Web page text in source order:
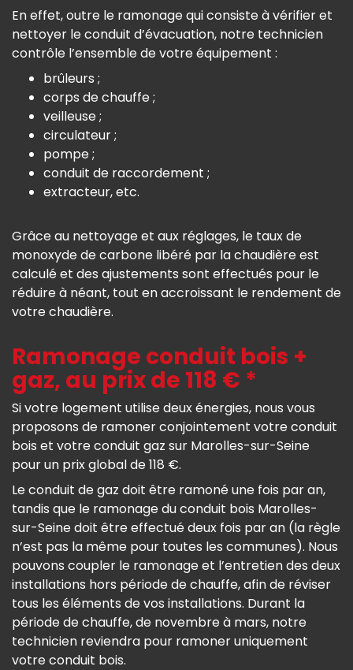
En effet, outre le ramonage qui consiste à vérifier et
nettoyer le conduit d’évacuation, notre technicien
contrôle l’ensemble de votre équipement :
brûleurs ;
corps de chauffe ;
veilleuse ;
circulateur ;
pompe ;
conduit de raccordement ;
extracteur, etc.
Grâce au nettoyage et aux réglages, le taux de
monoxyde de carbone libéré par la chaudière est
calculé et des ajustements sont effectués pour le
réduire à néant, tout en accroissant le rendement de
votre chaudière.
Ramonage conduit bois +
gaz, au prix de 118 € *
Si votre logement utilise deux énergies, nous vous
proposons de ramoner conjointement votre conduit
bois et votre conduit gaz sur Marolles-sur-Seine
pour un prix global de 118 €.
Le conduit de gaz doit être ramoné une fois par an,
tandis que le ramonage du conduit bois Marolles-
sur-Seine doit être effectué deux fois par an (la règle
n’est pas la même pour toutes les communes). Nous
pouvons coupler le ramonage et l’entretien des deux
installations hors période de chauffe, afin de réviser
tous les éléments de vos installations. Durant la
période de chauffe, de novembre à mars, notre
technicien reviendra pour ramoner uniquement
votre conduit bois.